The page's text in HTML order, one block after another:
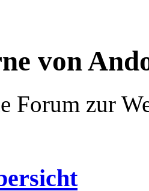
von
Forum zur